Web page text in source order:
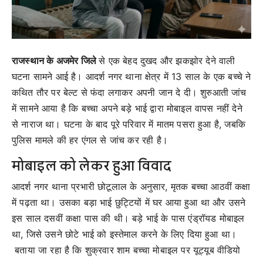
राजस्थान के अजमेर जिलेसे एक बेहद दुखद और झकझोर देने वाली
घटना सामने आई है। आदर्श नगर थाना क्षेत्र में 13 साल के एक बच्चे ने
कथित तौर पर बेल्ट से फंदा लगाकर अपनी जान दे दी। शुरुआती जांच
में सामने आया है कि बच्चा अपने बड़े भाई द्वारा मोबाइल वापस नहीं देने
से नाराज था। घटना के बाद पूरे परिवार में मातम पसरा हुआ है, जबकि
पुलिस मामले की हर एंगल से जांच कर रही है।
मोबाइल को लेकर हुआ विवाद
आदर्श नगर थाना प्रभारी छोटूलाल के अनुसार, मृतक बच्चा आठवीं कक्षा
में पढ़ता था। उसका बड़ा भाई छुट्टियों में घर आया हुआ था और उसने
इस साल दसवीं कक्षा पास की थी। बड़े भाई के पास एंड्रॉयड मोबाइल
था, जिसे उसने छोटे भाई को इस्तेमाल करने के लिए दिया हुआ था।
बताया जा रहा है कि शुक्रवार शाम बच्चा मोबाइल पर यूट्यूब वीडियो